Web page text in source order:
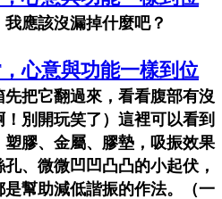
應該沒漏掉什麼吧？
把它翻過來，看看腹部有沒
別開玩笑了）這裡可以看到
膠、金屬、膠墊，吸振效果
、微微凹凹凸凸的小起伏，
幫助減低諧振的作法。（一